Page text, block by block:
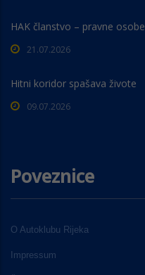
HAK članstvo – pravne osobe
21.07.2026
Hitni koridor spašava živote
09.07.2026
Poveznice
O Autoklubu Rijeka
Impressum